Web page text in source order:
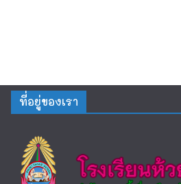
ที่อยู่ของเรา